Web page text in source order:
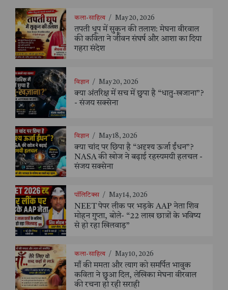
कला-साहित्य / May 20, 2026
तपती धूप में सुकून की तलाश: मेघना वीरवाल
की कविता ने जीवन संघर्ष और आशा का दिया
गहरा संदेश
विज्ञान / May 20, 2026
क्या अंतरिक्ष में सच में छुपा है “धातु-खजाना”?
- संजय सक्सेना
विज्ञान / May 18, 2026
क्या चांद पर छिपा है “अदृश्य ऊर्जा ईंधन”?
NASA की खोज ने बढ़ाई रहस्यमयी हलचल -
संजय सक्सेना
पॉलिटिक्स / May 14, 2026
NEET पेपर लीक पर भड़के AAP नेता शिव
मोहन गुप्ता, बोले- “22 लाख छात्रों के भविष्य
से हो रहा खिलवाड़”
कला-साहित्य / May 10, 2026
माँ की ममता और त्याग को समर्पित भावुक
कविता ने छुआ दिल, लेखिका मेघना वीरवाल
की रचना हो रही सराही